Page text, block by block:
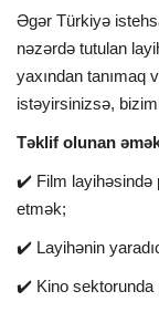
Əgər Türkiyə
nəzərdə tutulan
yaxından tanımaq
istəyirsinizsə,
Təklif olunan
✔️ Film layihəsində
etmək;
✔️ Layihənin
✔️ Kino sektorunda